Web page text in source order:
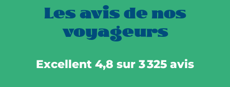
Les avis de nos
voyageurs
Excellent 4,8 sur 3 325 avis